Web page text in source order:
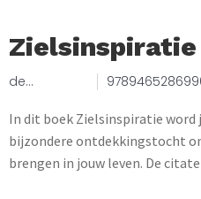
Zielsinspiratie
de
Tresi Barros
In dit boek Zielsinspiratie word
bijzondere ontdekkingstocht
brengen in jouw leven. De